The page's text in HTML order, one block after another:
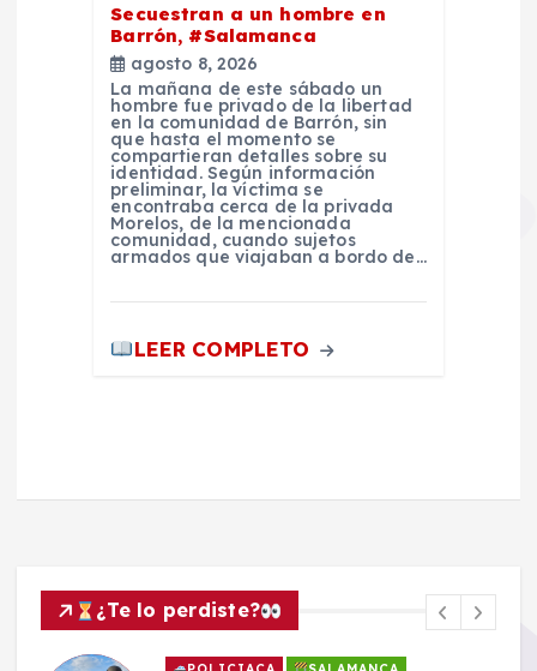
Secuestran a un hombre en
Barrón, #Salamanca
agosto 8, 2026
La mañana de este sábado un
hombre fue privado de la libertad
en la comunidad de Barrón, sin
que hasta el momento se
compartieran detalles sobre su
identidad. Según información
preliminar, la víctima se
encontraba cerca de la privada
Morelos, de la mencionada
comunidad, cuando sujetos
armados que viajaban a bordo de…
LEER COMPLETO
¿Te lo perdiste?
POLICIACA SALAMANCA